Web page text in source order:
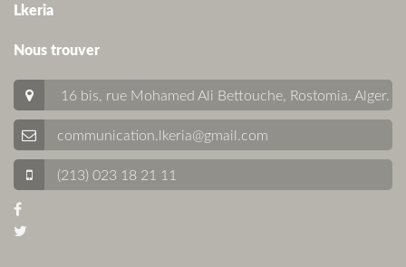
Lkeria
Nous trouver
16 bis, rue Mohamed Ali Bettouche, Rostomia. Alger.
communication.lkeria@gmail.com
(213) 023 18 21 11